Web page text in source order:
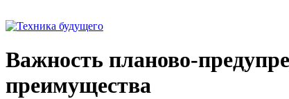
Важность планово-
преимущества